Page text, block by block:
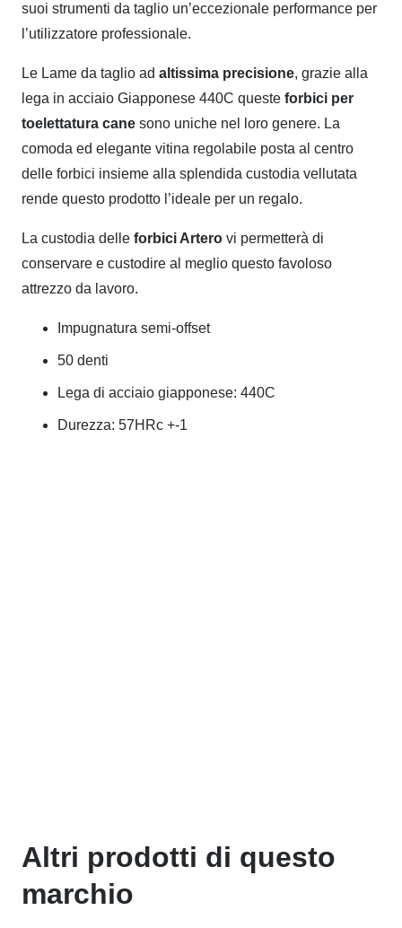
suoi strumenti da taglio un’eccezionale performance per
l’utilizzatore professionale.
Le Lame da taglio ad altissima precisione, grazie alla
lega in acciaio Giapponese 440C queste forbici per
toelettatura cane sono uniche nel loro genere. La
comoda ed elegante vitina regolabile posta al centro
delle forbici insieme alla splendida custodia vellutata
rende questo prodotto l’ideale per un regalo.
La custodia delle forbici Artero vi permetterà di
conservare e custodire al meglio questo favoloso
attrezzo da lavoro.
Impugnatura semi-offset
50 denti
Lega di acciaio giapponese: 440C
Durezza: 57HRc +-1
Altri prodotti di questo
marchio